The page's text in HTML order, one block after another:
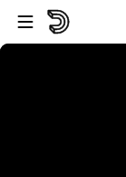
Passer au player
Passer au